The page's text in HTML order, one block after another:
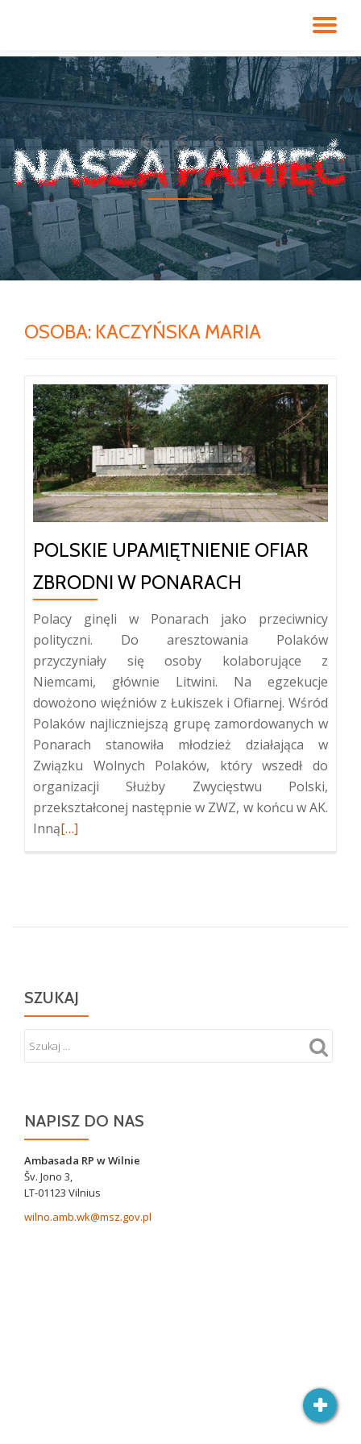
do
OSOBA: KACZYŃSKA MARIA
POLSKIE UPAMIĘTNIENIE OFIAR
ZBRODNI W PONARACH
Polacy ginęli w Ponarach jako przeciwnicy
polityczni. Do aresztowania Polaków
przyczyniały się osoby kolaborujące z
Niemcami, głównie Litwini. Na egzekucje
dowożono więźniów z Łukiszek i Ofiarnej. Wśród
Polaków najliczniejszą grupę zamordowanych w
Ponarach stanowiła młodzież działająca w
Związku Wolnych Polaków, który wszedł do
organizacji Służby Zwycięstwu Polski,
przekształconej następnie w ZWZ, w końcu w AK.
InnąWięcej
w
[…]
SZUKAJ
NAPISZ DO NAS
Ambasada RP w Wilnie
Šv. Jono 3,
LT-01123 Vilnius
wilno.amb.wk@msz.gov.pl